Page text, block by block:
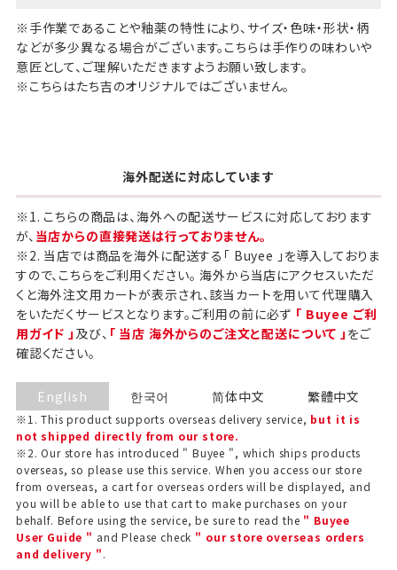
※手作業であることや釉薬の特性により、サイズ・色味・形状・柄
などが多少異なる場合がございます。こちらは手作りの味わいや
意匠として、ご理解いただきますようお願い致します。
※こちらはたち吉のオリジナルではございません。
海外配送に対応しています
※1. こちらの商品は、海外への配送サービスに対応しております
が、 当店からの直接発送は行っておりません。
※2. 当店では商品を海外に配送する「 Buyee 」を導入しておりま
すので、こちらをご利用ください。 海外から当店にアクセスいただ
くと海外注文用カートが表示され、該当カートを用いて代理購入
をいただくサービスとなります。ご利用の前に必ず 「 Buyee ご利
用ガイド 」 及び、 「 当店 海外からのご注文と配送について 」 をご
確認ください。
English
※1. This product supports overseas delivery service, but it is
not shipped directly from our store.
※2. Our store has introduced " Buyee ", which ships products
overseas, so please use this service. When you access our store
from overseas, a cart for overseas orders will be displayed, and
you will be able to use that cart to make purchases on your
behalf. Before using the service, be sure to read the " Buyee
User Guide " and Please check " our store overseas orders
and delivery ".
한국어 简体中文 繁體中文